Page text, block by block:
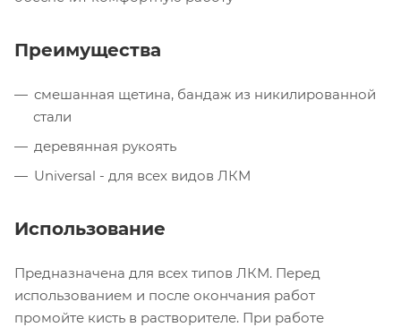
Преимущества
смешанная щетина, бандаж из никилированной
стали
деревянная рукоять
Universal - для всех видов ЛКМ
Использование
Предназначена для всех типов ЛКМ. Перед
использованием и после окончания работ
промойте кисть в растворителе. При работе